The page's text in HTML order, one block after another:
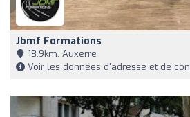
Jbmf Formations
18,9km, Auxerre
Voir les données d'adresse et de